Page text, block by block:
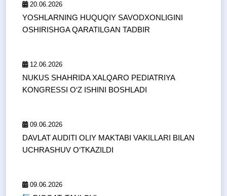
20.06.2026
YOSHLARNING HUQUQIY SAVODXONLIGINI
OSHIRISHGA QARATILGAN TADBIR
12.06.2026
NUKUS SHAHRIDA XALQARO PEDIATRIYA
KONGRESSI O‘Z ISHINI BOSHLADI
09.06.2026
DAVLAT AUDITI OLIY MAKTABI VAKILLARI BILAN
UCHRASHUV O‘TKAZILDI
09.06.2026